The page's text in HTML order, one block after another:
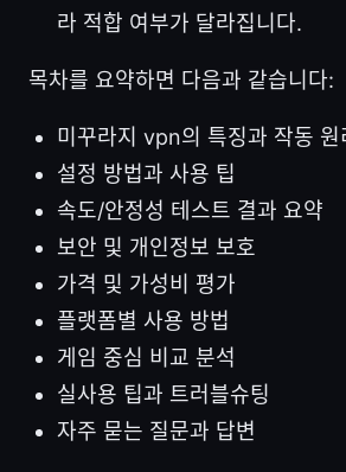
라 적합 여부가 달라집니다.
목차를 요약하면 다음과 같습니다:
미꾸라지 vpn의 특징과 작동 원
설정 방법과 사용 팁
속도/안정성 테스트 결과 요약
보안 및 개인정보 보호
가격 및 가성비 평가
플랫폼별 사용 방법
게임 중심 비교 분석
실사용 팁과 트러블슈팅
자주 묻는 질문과 답변